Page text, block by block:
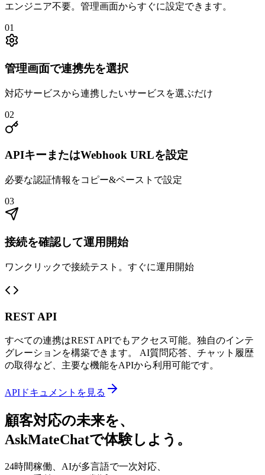
エンジニア不要。管理画面からすぐに設定できます。
01
管理画面で連携先を選択
対応サービスから連携したいサービスを選ぶだけ
02
APIキーまたはWebhook URLを設定
必要な認証情報をコピー&ペーストで設定
03
接続を確認して運用開始
ワンクリックで接続テスト。すぐに運用開始
REST API
すべての連携はREST APIでもアクセス可能。独自のインテ
グレーションを構築できます。 AI質問応答、チャット履歴
の取得など、主要な機能をAPIから利用可能です。
APIドキュメントを見る
顧客対応の未来を、
AskMateChatで体験しよう。
24時間稼働、AIが多言語で一次対応、